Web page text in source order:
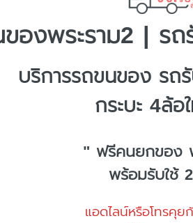
องพระราม2 | รถ
บริการรถขนของ รถ
กระบะ 4ล้
" ฟรีคนยกของ
พร้อมรับใช้
แอดไลน์หรือโทรคุย